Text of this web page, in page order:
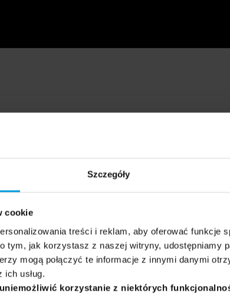
Szczegóły
cookie
treści i reklam, aby oferować funkcje
tym, jak korzystasz z naszej witryny, udostępniamy
mogą połączyć te informacje z innymi danymi
usług.
korzystanie z niektórych